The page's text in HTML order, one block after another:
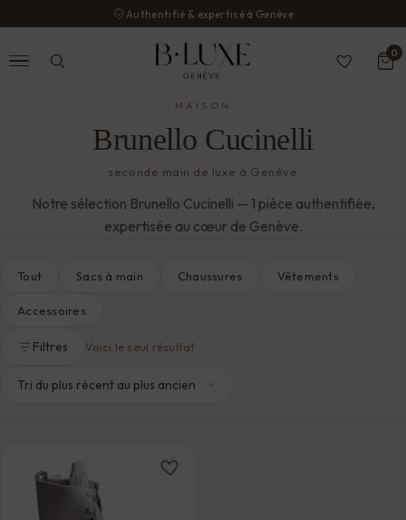
Authentifié & expertisé à Genève
0
MAISON
Brunello Cucinelli
seconde main de luxe à Genève
Notre sélection Brunello Cucinelli — 1 pièce authentifiée,
expertisée au cœur de Genève.
Tout Sacs à main Chaussures Vêtements
Accessoires
Filtres Voici le seul résultat